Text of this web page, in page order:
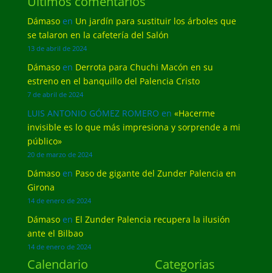
Dámasoen Un jardín para sustituir los árboles que
se talaron en la cafetería del Salón
13 de abril de 2024
Dámasoen Derrota para Chuchi Macón en su
estreno en el banquillo del Palencia Cristo
7 de abril de 2024
LUIS ANTONIO GÓMEZ ROMERO en «Hacerme
invisible es lo que más impresiona y sorprende a mi
público»
20 de marzo de 2024
Dámasoen Paso de gigante del Zunder Palencia en
Girona
14 de enero de 2024
Dámasoen El Zunder Palencia recupera la ilusión
ante el Bilbao
14 de enero de 2024
Calendario Categorias